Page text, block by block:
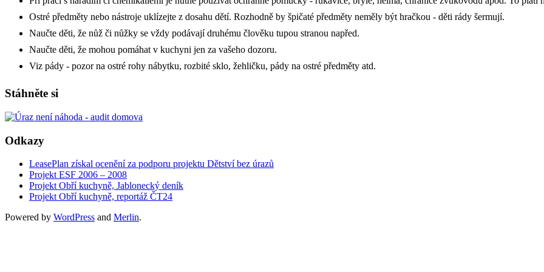
Ostré předměty nebo nástroje uklízejte z dosahu dětí. Rozhodně by špičaté předměty neměly být hračkou - děti rády šermují.
Naučte děti, že nůž či nůžky se vždy podávají druhému člověku tupou stranou napřed.
Naučte děti, že mohou pomáhat v kuchyni jen za vašeho dozoru.
Viz pády - pozor na ostré rohy nábytku, rozbité sklo, žehličku, pády na ostré předměty atd.
Stáhněte si
Odkazy
LeasePlan získal ocenění za podporu projektu Dětství bez úrazů
Projekt ESF 2006 – 2008
Projekt Obří kuchyně, Jablonecký deník
Projekt Obří kuchyně, reportáž ČT24
Powered by WordPress and Merlin.